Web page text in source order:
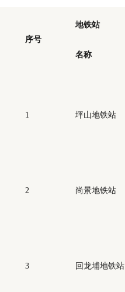
序号
地铁站
名称
1 坪山地铁站
2 尚景地铁站
3 回龙埔地铁站